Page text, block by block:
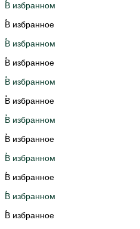
В избранном
В избранное
В избранном
В избранное
В избранном
В избранное
В избранном
В избранное
В избранном
В избранное
В избранном
В избранное